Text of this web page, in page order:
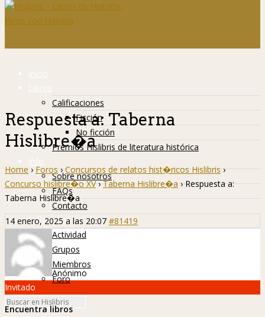
Inicio
Libros
Calificaciones
Ficción
No ficción
Premios Hislibris de literatura histórica
Info
Sobre nosotros
FAQs
Contacto
Hislibreños
Actividad
Grupos
Miembros
Foro
Respuesta a: Taberna
Hislibre�a
Home › Foros › Concursos de relatos hist�ricos Hislibris ›
Concurso hislibre�o XV › Taberna Hislibre�a › Respuesta a:
Taberna Hislibre�a
14 enero, 2025 a las 20:07 #81419
Anónimo
Invitado
Encuentra libros